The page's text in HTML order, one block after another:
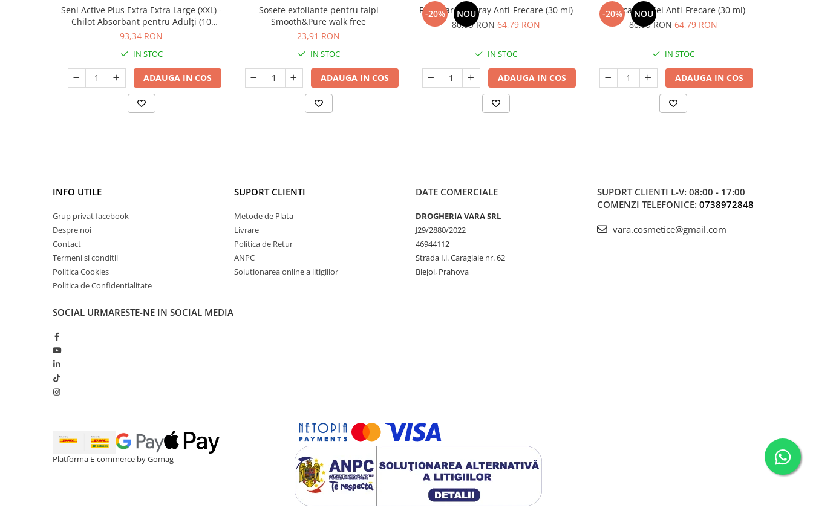
Seni Active Plus Extra Extra Large (XXL) -
Chilot Absorbant pentru Adulți (10
bucăți)
93,34 RON
IN STOC
ADAUGA IN COS
Sosete exfoliante pentru talpi
Smooth&Pure walk free
23,91 RON
IN STOC
ADAUGA IN COS
-20% NOU
Filmocare® Spray Anti-Frecare (30 ml)
80,99 RON64,79 RON
IN STOC
ADAUGA IN COS
-20% NOU
Filmocare® Gel Anti-Frecare (30 ml)
80,99 RON64,79 RON
IN STOC
ADAUGA IN COS
INFO UTILE
Grup privat facebook
Despre noi
Contact
Termeni si conditii
Politica Cookies
Politica de Confidentialitate
SUPORT CLIENTI
Metode de Plata
Livrare
Politica de Retur
ANPC
Solutionarea online a litigiilor
DATE COMERCIALE
DROGHERIA VARA SRL
J29/2880/2022
46944112
Strada I.l. Caragiale nr. 62
Blejoi, Prahova
SUPORT CLIENTI L-V: 08:00 - 17:00
COMENZI TELEFONICE: 0738972848
vara.cosmetice@gmail.com
SOCIAL URMARESTE-NE IN SOCIAL MEDIA
Platforma E-commerce by Gomag